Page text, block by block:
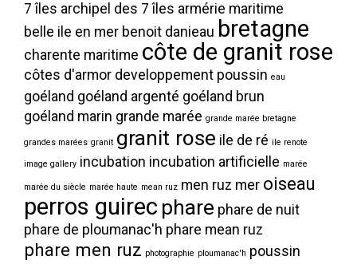
7 îles archipel des 7 îles armérie maritime
belle ile en mer benoit danieau bretagne
charente maritime côte de granit rose
côtes d'armor developpement poussin eau
goéland goéland argenté goéland brun
goéland marin grande marée grande marée bretagne
grandes marées granit granit rose ile de ré ile renote
image gallery incubation incubation artificielle marée
marée du siècle marée haute mean ruz men ruz mer oiseau
perros guirec phare phare de nuit
phare de ploumanac'h phare mean ruz
phare men ruz photographie ploumanac'h poussin